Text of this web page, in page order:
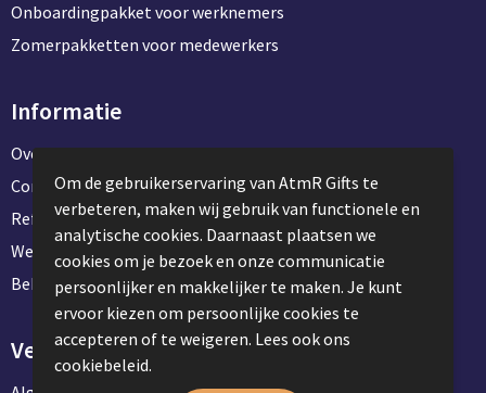
Onboardingpakket voor werknemers
Zomerpakketten voor medewerkers
Informatie
Over ons
Contact en klantenservice
Referentie projecten
Werken & stage bij AtmR Gifts
Bekijk kantoorbenodigdheden
Veilig winkelen
Om de gebruikerservaring van AtmR Gifts te
verbeteren, maken wij gebruik van functionele en
analytische cookies. Daarnaast plaatsen we
cookies om je bezoek en onze communicatie
persoonlijker en makkelijker te maken. Je kunt
ervoor kiezen om persoonlijke cookies te
accepteren of te weigeren. Lees ook ons
cookiebeleid.